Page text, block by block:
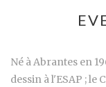
Né à Abrantes en
dessin à l'ESAP ;